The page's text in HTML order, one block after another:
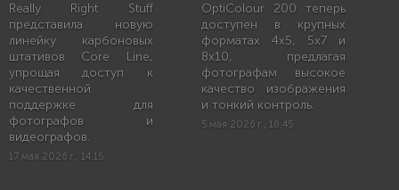
Really Right Stuff
представила новую
линейку карбоновых
штативов Core Line,
упрощая доступ к
качественной
поддержке для
фотографов и
видеографов.
17 мая 2026 г., 14:15
OptiColour 200 теперь
доступен в крупных
форматах 4x5, 5x7 и
8x10, предлагая
фотографам высокое
качество изображения
и тонкий контроль.
5 мая 2026 г., 18:45